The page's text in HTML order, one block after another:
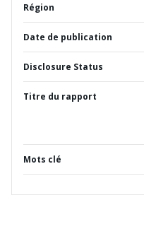
Région
Date de publication
Disclosure Status
Titre du rapport
Mots clé